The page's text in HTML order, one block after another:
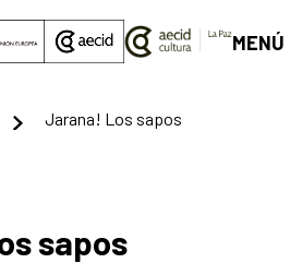
MENÚ
Jarana! Los sapos
sapos